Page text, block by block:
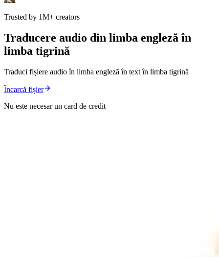
Trusted by 1M+ creators
Traducere audio din limba engleză în
limba tigrină
Traduci fișiere audio în limba engleză în text în limba tigrină
Încarcă fișier
Nu este necesar un card de credit